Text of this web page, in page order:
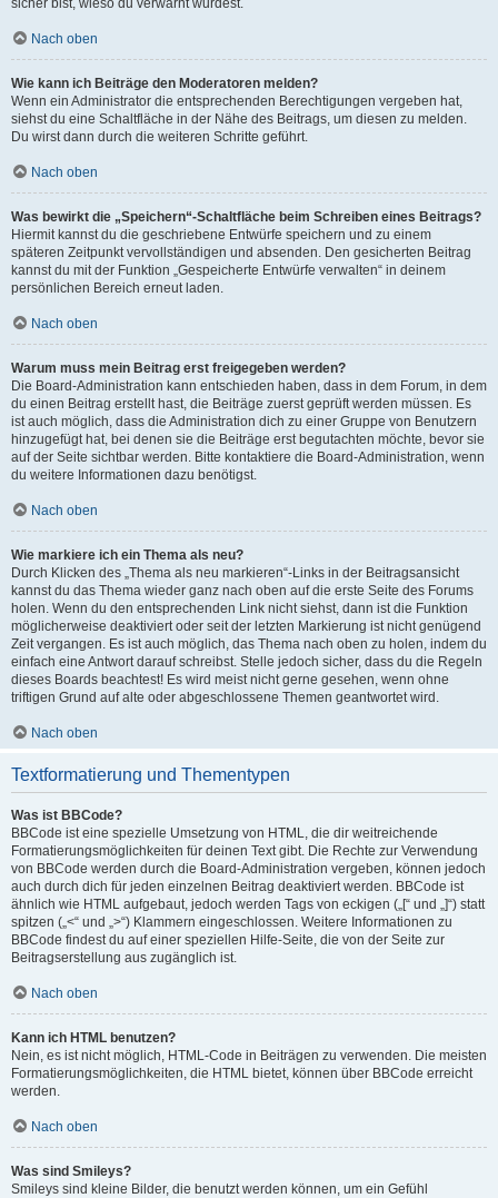
sicher bist, wieso du verwarnt wurdest.
Nach oben
Wie kann ich Beiträge den Moderatoren melden?
Wenn ein Administrator die entsprechenden Berechtigungen vergeben hat,
siehst du eine Schaltfläche in der Nähe des Beitrags, um diesen zu melden.
Du wirst dann durch die weiteren Schritte geführt.
Nach oben
Was bewirkt die „Speichern“-Schaltfläche beim Schreiben eines Beitrags?
Hiermit kannst du die geschriebene Entwürfe speichern und zu einem
späteren Zeitpunkt vervollständigen und absenden. Den gesicherten Beitrag
kannst du mit der Funktion „Gespeicherte Entwürfe verwalten“ in deinem
persönlichen Bereich erneut laden.
Nach oben
Warum muss mein Beitrag erst freigegeben werden?
Die Board-Administration kann entschieden haben, dass in dem Forum, in dem
du einen Beitrag erstellt hast, die Beiträge zuerst geprüft werden müssen. Es
ist auch möglich, dass die Administration dich zu einer Gruppe von Benutzern
hinzugefügt hat, bei denen sie die Beiträge erst begutachten möchte, bevor sie
auf der Seite sichtbar werden. Bitte kontaktiere die Board-Administration, wenn
du weitere Informationen dazu benötigst.
Nach oben
Wie markiere ich ein Thema als neu?
Durch Klicken des „Thema als neu markieren“-Links in der Beitragsansicht
kannst du das Thema wieder ganz nach oben auf die erste Seite des Forums
holen. Wenn du den entsprechenden Link nicht siehst, dann ist die Funktion
möglicherweise deaktiviert oder seit der letzten Markierung ist nicht genügend
Zeit vergangen. Es ist auch möglich, das Thema nach oben zu holen, indem du
einfach eine Antwort darauf schreibst. Stelle jedoch sicher, dass du die Regeln
dieses Boards beachtest! Es wird meist nicht gerne gesehen, wenn ohne
triftigen Grund auf alte oder abgeschlossene Themen geantwortet wird.
Nach oben
Textformatierung und Thementypen
Was ist BBCode?
BBCode ist eine spezielle Umsetzung von HTML, die dir weitreichende
Formatierungsmöglichkeiten für deinen Text gibt. Die Rechte zur Verwendung
von BBCode werden durch die Board-Administration vergeben, können jedoch
auch durch dich für jeden einzelnen Beitrag deaktiviert werden. BBCode ist
ähnlich wie HTML aufgebaut, jedoch werden Tags von eckigen („[“ und „]“) statt
spitzen („<“ und „>“) Klammern eingeschlossen. Weitere Informationen zu
BBCode findest du auf einer speziellen Hilfe-Seite, die von der Seite zur
Beitragserstellung aus zugänglich ist.
Nach oben
Kann ich HTML benutzen?
Nein, es ist nicht möglich, HTML-Code in Beiträgen zu verwenden. Die meisten
Formatierungsmöglichkeiten, die HTML bietet, können über BBCode erreicht
werden.
Nach oben
Was sind Smileys?
Smileys sind kleine Bilder, die benutzt werden können, um ein Gefühl